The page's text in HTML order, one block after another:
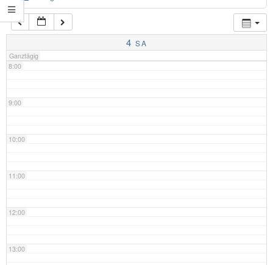
4 SA
Ganztägig
7:00
8:00
9:00
10:00
11:00
12:00
13:00